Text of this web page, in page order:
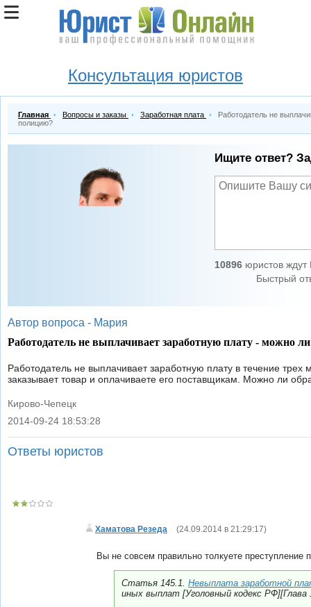
Консультация юристов
Главная Вопросы и заказы Заработная плата
Работодатель не
полицию?
Ищите ответ?
10896юристов ждут
Быстрый
Автор вопроса - Мария
Работодатель не выплачивает заработную плату - можно
Работодатель не выплачивает заработную плату в течение
заказывает товар и оплачиваете его поставщикам. Можно ли
Кирово-Чепецк
|
2014-09-24 18:53:28
Ответы юристов
Хаматова Резеда (24.09.2014 в 21:29:17)
Вы не совсем правильно толкуете преступление
Статья 145.1. Невыплата заработной
иных выплат [Уголовный кодекс